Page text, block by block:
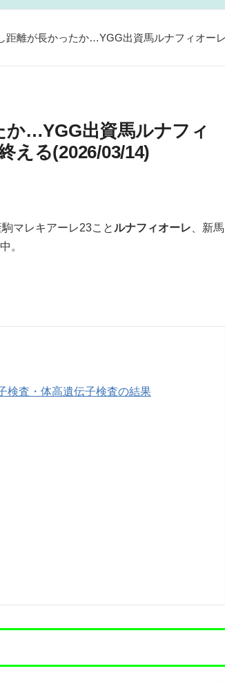
距離が長かったか…YGG出資馬ルナフィオー
か…YGG出資馬ルナフィ
える(2026/03/14)
マレキアーレ23こと ルナフィオーレ 、新馬
。
検査・体高遺伝子検査の結果